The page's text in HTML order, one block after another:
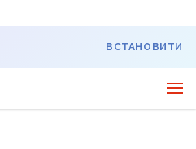
ВСТАНОВИТИ